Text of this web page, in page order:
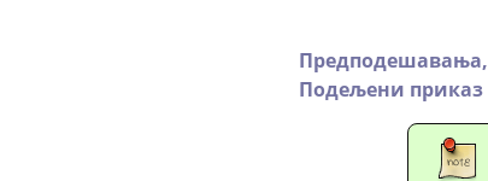
Предподешавања,
Подељени приказ